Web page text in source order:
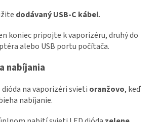
dodávaný USB-C kábel.
koniec pripojte k vaporizéru, druhý do
alebo USB portu počítača.
nabíjania
dióda na vaporizéri svieti oranžovo, keď
nabíjanie.